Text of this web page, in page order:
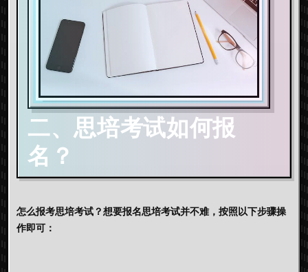
二、思培考试如何报
名？
怎么报考思培考试？想要报名思培考试并不难，按照以下步骤操
作即可：